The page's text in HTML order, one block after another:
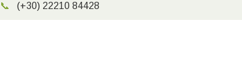
📞 (+30) 22210 84428